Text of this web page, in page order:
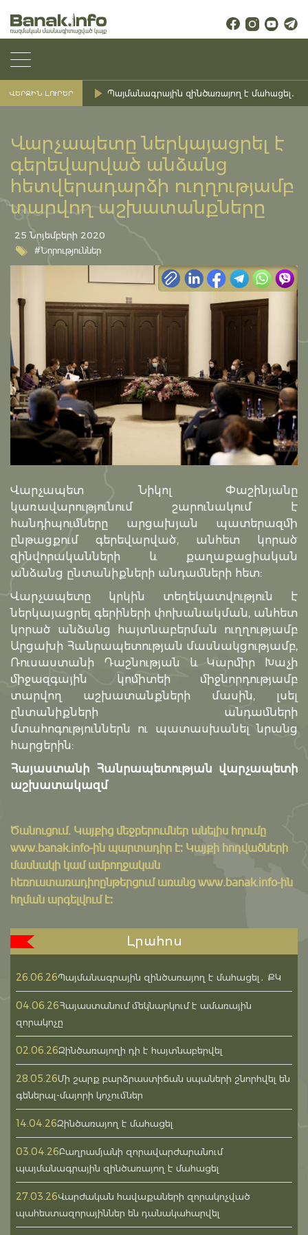
ՎԵՐՋԻՆ ԼՈՒՐԵՐ Պայմանագրային զինծառայող է մահացել․
Վարչապետը ներկայացրել է
գերեվարված անձանց
հետվերադարձի ուղղությամբ
տարվող աշխատանքները
25 Նոյեմբերի 2020
#Նորություններ
Վարչապետ Նիկոլ Փաշինյանը
կառավարությունում շարունակում է
հանդիպումները արցախյան պատերազմի
ընթացքում գերեվարված, անհետ կորած
զինվորականների և քաղաքացիական
անձանց ընտանիքների անդամների հետ:
Վարչապետը կրկին տեղեկատվություն է
ներկայացրել գերիների փոխանակման, անհետ
կորած անձանց հայտնաբերման ուղղությամբ
Արցախի Հանրապետության մասնակցությամբ,
Ռուսաստանի Դաշնության և Կարմիր Խաչի
միջազգային կոմիտեի միջնորդությամբ
տարվող աշխատանքների մասին, լսել
ընտանիքների անդամների
մտահոգություններն ու պատասխանել նրանց
հարցերին:
Հայաստանի Հանրապետության վարչապետի
աշխատակազմ
Ծանուցում․ Կայքից մեջբերումներ անելիս հղումը
www.banak.info-ին պարտադիր է: Կայքի հոդվածների
մասնակի կամ ամբողջական
հեռուստառադիոընթերցում առանց www.banak.info-ին
հղման արգելվում է:
Լրահոս
26.06.26Պայմանագրային զինծառայող է մահացել․ ՔԿ
04.06.26Հայաստանում մեկնարկում է ամառային
զորակոչը
02.06.26Զինծառայողի դի է հայտնաբերվել
28.05.26Մի շարք բարձրաստիճան սպաների շնորհվել են
գեներալ-մայորի կոչումներ
14.04.26Զինծառայող է մահացել
03.04.26Բաղրամյանի զորավարժարանում
պայմանագրային զինծառայող է մահացել
27.03.26Վարժական հավաքաների զորակոչված
պահեստազորայիններ են դանակահարվել